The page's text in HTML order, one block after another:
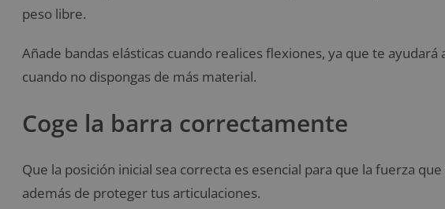
peso libre.
Añade bandas elásticas cuando realices flexiones, ya que te
cuando no dispongas de más material.
Coge la barra correctamente
Que la posición inicial sea correcta es esencial para que la fuerza
además de proteger tus articulaciones.